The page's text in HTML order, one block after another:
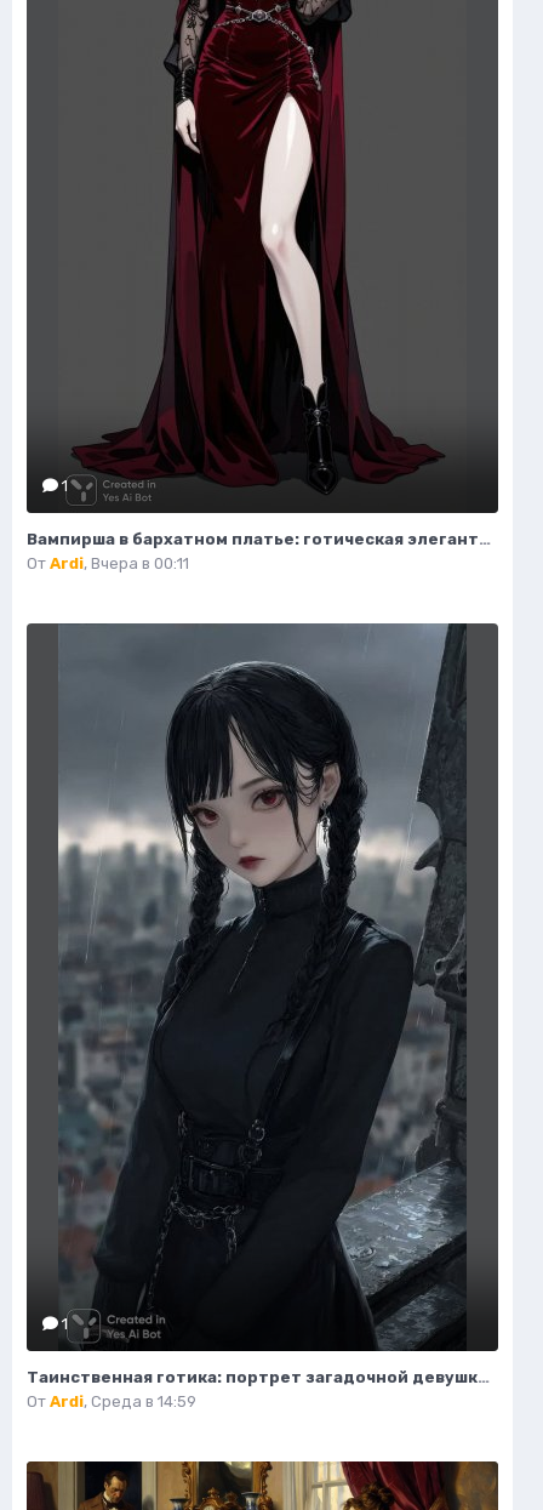
1
Вампирша в бархатном платье: готическая элегантность и таинственная красота ночи. Изображение из нейросети Flux Ai
От Ardi, Вчера в 00:11
1
Таинственная готика: портрет загадочной девушки на крыше. Изображение из нейросети Midjourney
От Ardi, Среда в 14:59